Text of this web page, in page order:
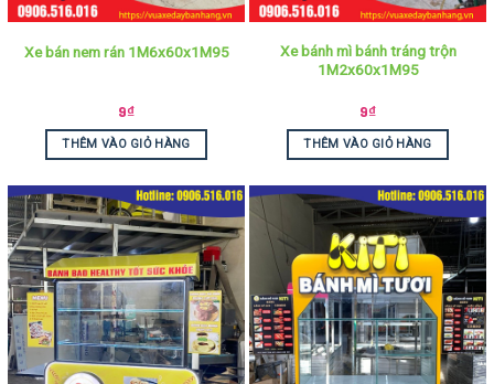
Xe bán nem rán 1M6x60x1M95
9₫
THÊM VÀO GIỎ HÀNG
Xe bánh mì bánh tráng trộn
1M2x60x1M95
9₫
THÊM VÀO GIỎ HÀNG